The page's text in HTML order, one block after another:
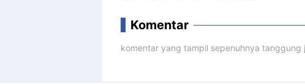
Komentar
komentar yang tampil sepenuhnya